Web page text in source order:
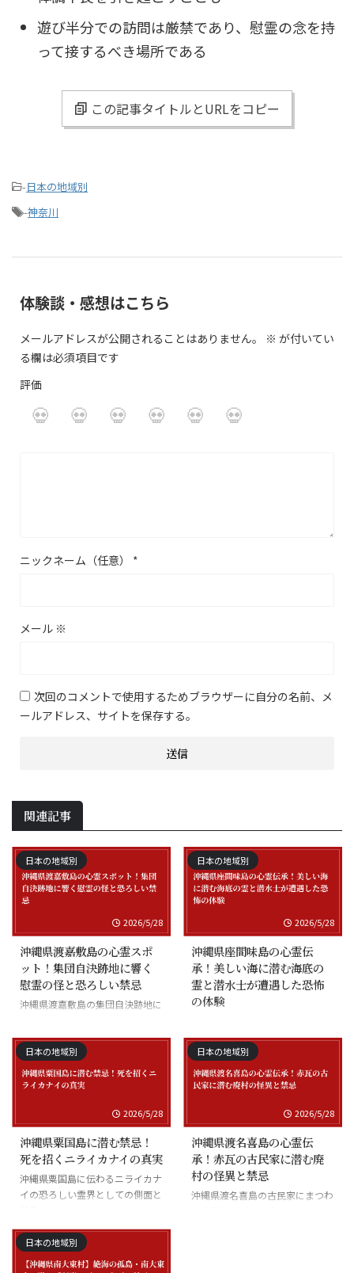
遊び半分での訪問は厳禁であり、慰霊の念を持
って接するべき場所である
この記事タイトルとURLをコピー
-日本の地域別
-神奈川
体験談・感想はこちら
メールアドレスが公開されることはありません。 ※ が付いてい
る欄は必須項目です
評価
ニックネーム（任意） *
メール ※
次回のコメントで使用するためブラウザーに自分の名前、メ
ールアドレス、サイトを保存する。
関連記事
日本の地域別
2026/5/28
沖縄県渡嘉敷島の心霊スポ
ット！集団自決跡地に響く
慰霊の怪と恐ろしい禁忌
沖縄県渡嘉敷島の集団自決跡地に
日本の地域別
2026/5/28
沖縄県座間味島の心霊伝
承！美しい海に潜む海底の
霊と潜水士が遭遇した恐怖
の体験
士の怪談
日本の地域別
2026/5/28
沖縄県粟国島に潜む禁忌！
死を招くニライカナイの真実
沖縄県粟国島に伝わるニライカナ
イの恐ろしい霊界としての側面と
日本の地域別
2026/5/28
沖縄県渡名喜島の心霊伝
承！赤瓦の古民家に潜む廃
村の怪異と禁忌
沖縄県渡名喜島の古民家にまつわ
日本の地域別